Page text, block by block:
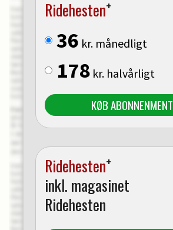
Ridehesten+
36 kr. månedligt
178 kr. halvårligt
KØB ABONNENMENT
Ridehesten+
inkl. magasinet
Ridehesten